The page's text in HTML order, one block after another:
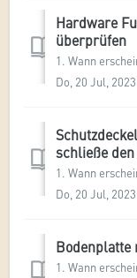
Hardware
überprüfen
Do, 20 Jul,
schließe
Do, 20 Jul,